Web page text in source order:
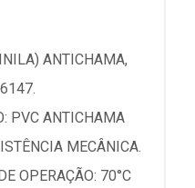
ANTICHAMA,
PVC ANTICHAMA
MECÂNICA.
OPERAÇÃO: 70°C